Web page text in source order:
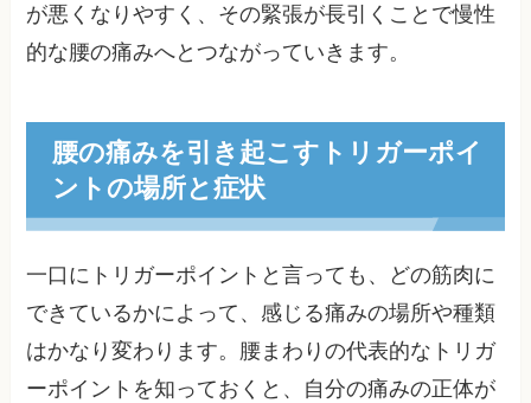
が悪くなりやすく、その緊張が長引くことで慢性
的な腰の痛みへとつながっていきます。
腰の痛みを引き起こすトリガーポイ
ントの場所と症状
一口にトリガーポイントと言っても、どの筋肉に
できているかによって、感じる痛みの場所や種類
はかなり変わります。腰まわりの代表的なトリガ
ーポイントを知っておくと、自分の痛みの正体が